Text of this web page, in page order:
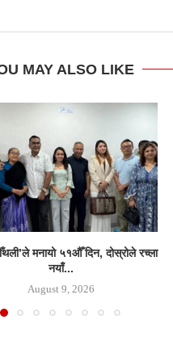
MAY ALSO LIKE
मनायो ५१औँ दिन, दोस्रोले रच्ला
नयाँ...
August 9, 2026